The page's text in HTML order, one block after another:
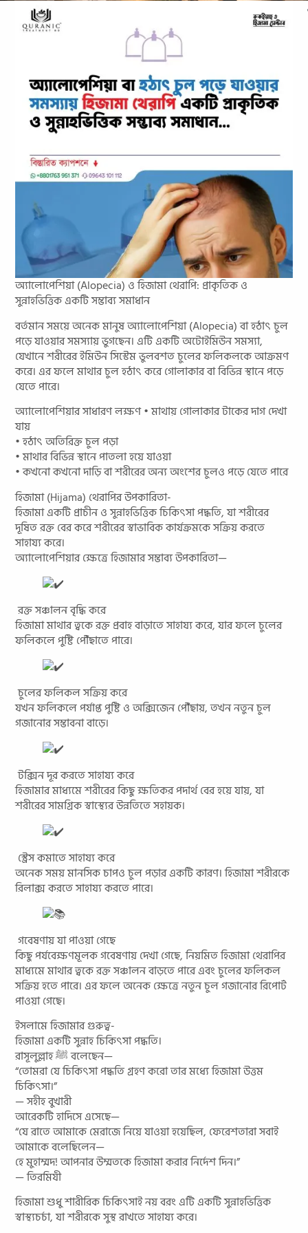
অ্যালোপেশিয়া (Alopecia) ও হিজামা থেরাপি: প্রাকৃতিক ও
সুন্নাহভিত্তিক একটি সম্ভাব্য সমাধান
বর্তমান সময়ে অনেক মানুষ অ্যালোপেশিয়া (Alopecia) বা হঠাৎ চুল
পড়ে যাওয়ার সমস্যায় ভুগছেন। এটি একটি অটোইমিউন সমস্যা,
যেখানে শরীরের ইমিউন সিস্টেম ভুলবশত চুলের ফলিকলকে আক্রমণ
করে। এর ফলে মাথার চুল হঠাৎ করে গোলাকার বা বিভিন্ন স্থানে পড়ে
যেতে পারে।
অ্যালোপেশিয়ার সাধারণ লক্ষণ • মাথায় গোলাকার টাকের দাগ দেখা
যায়
• হঠাৎ অতিরিক্ত চুল পড়া
• মাথার বিভিন্ন স্থানে পাতলা হয়ে যাওয়া
• কখনো কখনো দাড়ি বা শরীরের অন্য অংশের চুলও পড়ে যেতে পারে
হিজামা (Hijama) থেরাপির উপকারিতা-
হিজামা একটি প্রাচীন ও সুন্নাহভিত্তিক চিকিৎসা পদ্ধতি, যা শরীরের
দূষিত রক্ত বের করে শরীরের স্বাভাবিক কার্যক্রমকে সক্রিয় করতে
সাহায্য করে।
অ্যালোপেশিয়ার ক্ষেত্রে হিজামার সম্ভাব্য উপকারিতা—
রক্ত সঞ্চালন বৃদ্ধি করে
হিজামা মাথার ত্বকে রক্ত প্রবাহ বাড়াতে সাহায্য করে, যার ফলে চুলের
ফলিকলে পুষ্টি পৌঁছাতে পারে।
চুলের ফলিকল সক্রিয় করে
যখন ফলিকলে পর্যাপ্ত পুষ্টি ও অক্সিজেন পৌঁছায়, তখন নতুন চুল
গজানোর সম্ভাবনা বাড়ে।
টক্সিন দূর করতে সাহায্য করে
হিজামার মাধ্যমে শরীরের কিছু ক্ষতিকর পদার্থ বের হয়ে যায়, যা
শরীরের সামগ্রিক স্বাস্থ্যের উন্নতিতে সহায়ক।
স্ট্রেস কমাতে সাহায্য করে
অনেক সময় মানসিক চাপও চুল পড়ার একটি কারণ। হিজামা শরীরকে
রিলাক্স করতে সাহায্য করতে পারে।
গবেষণায় যা পাওয়া গেছে
কিছু পর্যবেক্ষণমূলক গবেষণায় দেখা গেছে, নিয়মিত হিজামা থেরাপির
মাধ্যমে মাথার ত্বকে রক্ত সঞ্চালন বাড়তে পারে এবং চুলের ফলিকল
সক্রিয় হতে পারে। এর ফলে অনেক ক্ষেত্রে নতুন চুল গজানোর রিপোর্ট
পাওয়া গেছে।
ইসলামে হিজামার গুরুত্ব-
হিজামা একটি সুন্নাহ চিকিৎসা পদ্ধতি।
রাসূলুল্লাহ ﷺ বলেছেন—
“তোমরা যে চিকিৎসা পদ্ধতি গ্রহণ করো তার মধ্যে হিজামা উত্তম
চিকিৎসা।”
— সহীহ বুখারী
আরেকটি হাদিসে এসেছে—
“যে রাতে আমাকে মেরাজে নিয়ে যাওয়া হয়েছিল, ফেরেশতারা সবাই
আমাকে বলেছিলেন—
হে মুহাম্মদ! আপনার উম্মতকে হিজামা করার নির্দেশ দিন।”
— তিরমিযী
হিজামা শুধু শারীরিক চিকিৎসাই নয় বরং এটি একটি সুন্নাহভিত্তিক
স্বাস্থ্যচর্চা, যা শরীরকে সুস্থ রাখতে সাহায্য করে।